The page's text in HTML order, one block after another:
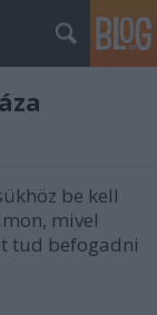
be kell
mivel
tud befogadni